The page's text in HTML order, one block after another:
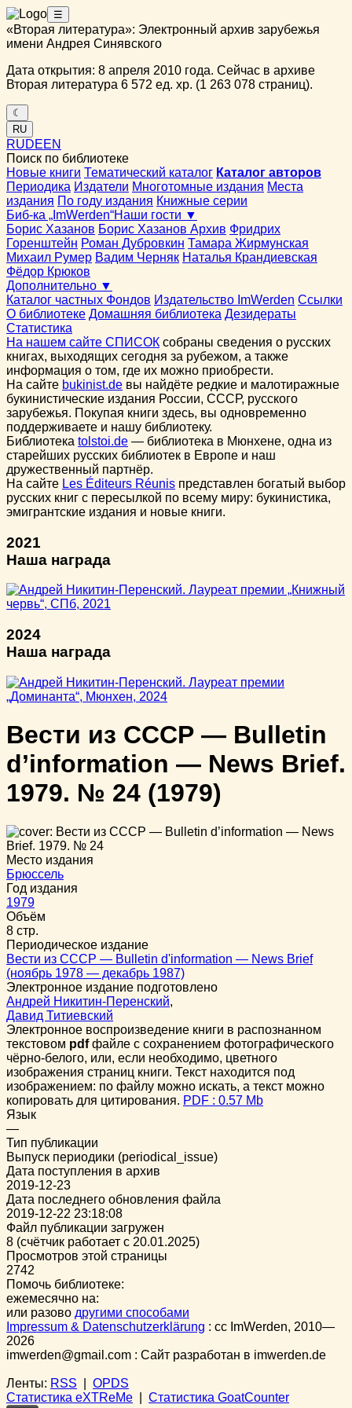
☰
«Вторая литература»: Электронный архив зарубежья
имени Андрея Синявского
Дата открытия: 8 апреля 2010 года. Сейчас в архиве
Вторая литература 6 572 ед. хр. (1 263 078 страниц).
☾
RU
RUDEEN
Поиск по библиотеке
Новые книги Тематический каталог Каталог авторов
Периодика Издатели Многотомные издания Места
издания По году издания Книжные серии
Биб-ка „ImWerden“Наши гости ▼
Борис Хазанов Борис Хазанов Архив Фридрих
Горенштейн Роман Дубровкин Тамара Жирмунская
Михаил Румер Вадим Черняк Наталья Крандиевская
Фёдор Крюков
Дополнительно ▼
Каталог частных Фондов Издательство ImWerden Ссылки
О библиотеке Домашняя библиотека Дезидераты
Статистика
На нашем сайте СПИСОК собраны сведения о русских
книгах, выходящих сегодня за рубежом, а также
информация о том, где их можно приобрести.
На сайте bukinist.de вы найдёте редкие и малотиражные
букинистические издания России, СССР, русского
зарубежья. Покупая книги здесь, вы одновременно
поддерживаете и нашу библиотеку.
Библиотека tolstoi.de — библиотека в Мюнхене, одна из
старейших русских библиотек в Европе и наш
дружественный партнёр.
На сайте Les Éditeurs Réunis представлен богатый выбор
русских книг с пересылкой по всему миру: букинистика,
эмигрантские издания и новые книги.
2021
Наша награда
2024
Наша награда
Вести из СССР — Bulletin
d’information — News Brief.
1979. № 24 (1979)
Место издания
Брюссель
Год издания
1979
Объём
8 стр.
Периодическое издание
Вести из СССР — Bulletin d'information — News Brief
(ноябрь 1978 — декабрь 1987)
Электронное издание подготовлено
Андрей Никитин-Перенский,
Давид Титиевский
Электронное воспроизведение книги в распознанном
текстовом pdfфайле с сохранением фотографического
чёрно-белого, или, если необходимо, цветного
изображения страниц книги. Текст находится под
изображением: по файлу можно искать, а текст можно
копировать для цитирования. PDF : 0.57 Mb
Язык
—
Тип публикации
Выпуск периодики (periodical_issue)
Дата поступления в архив
2019-12-23
Дата последнего обновления файла
2019-12-22 23:18:08
Файл публикации загружен
8 (счётчик работает с 20.01.2025)
Просмотров этой страницы
2742
Помочь библиотеке:
ежемесячно на:
или разово другими способами
Impressum & Datenschutzerklärung : cc ImWerden, 2010—
2026
imwerden@gmail.com : Сайт разработан в imwerden.de
Ленты: RSS
OPDS
Статистика eXTReMe
Статистика GoatCounter